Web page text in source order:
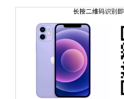
怎么又双推荐三星S21了，
精致手感（厚仅7.9mm/重
防水、无线充电以及值得玩
I，拼多多百亿补贴价
元，三星S21堪称目前安卓
选。 ③一加8T 8+128GB版
版 仅2899元 虽然前几天一